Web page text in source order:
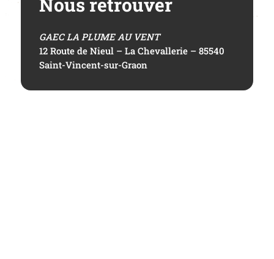
Nous retrouver
GAEC LA PLUME AU VENT
12 Route de Nieul – La Chevallerie – 85540
Saint-Vincent-sur-Graon